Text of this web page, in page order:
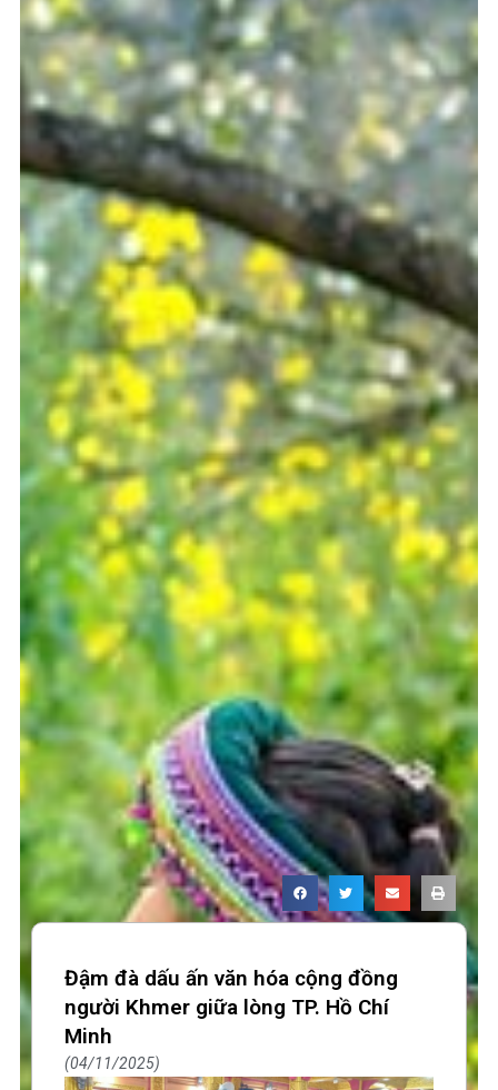
Đậm đà dấu ấn văn hóa cộng đồng
người Khmer giữa lòng TP. Hồ Chí
Minh
04/11/2025